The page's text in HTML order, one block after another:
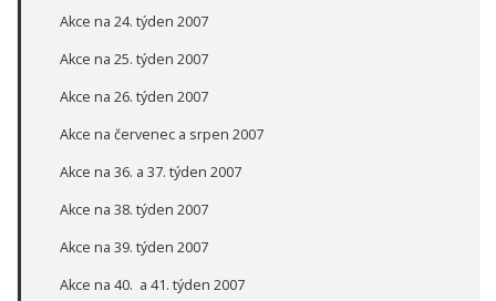
Akce na 24. týden 2007
Akce na 25. týden 2007
Akce na 26. týden 2007
Akce na červenec a srpen 2007
Akce na 36. a 37. týden 2007
Akce na 38. týden 2007
Akce na 39. týden 2007
Akce na 40. a 41. týden 2007